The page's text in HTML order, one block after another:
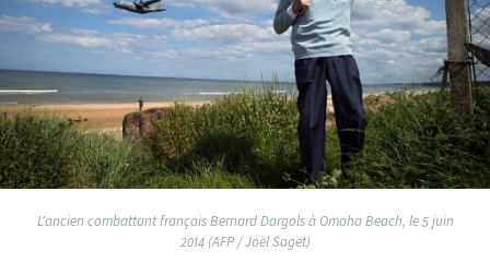
L'ancien combattant français Bernard Dargols à Omaha Beach, le 5 juin
2014 (AFP / Joël Saget)